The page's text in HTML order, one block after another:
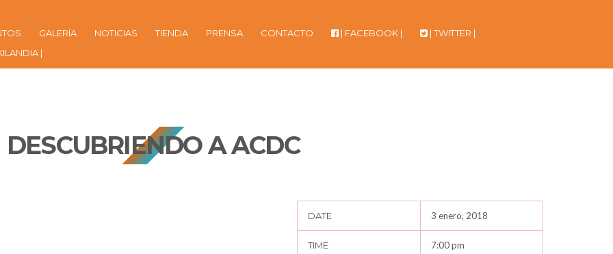
GALERÍA NOTICIAS TIENDA PRENSA CONTACTO | FACEBOOK |
| TWITTER |
|
DESCUBRIENDO A ACDC
DATE 3 enero, 2018
TIME 7:00 pm